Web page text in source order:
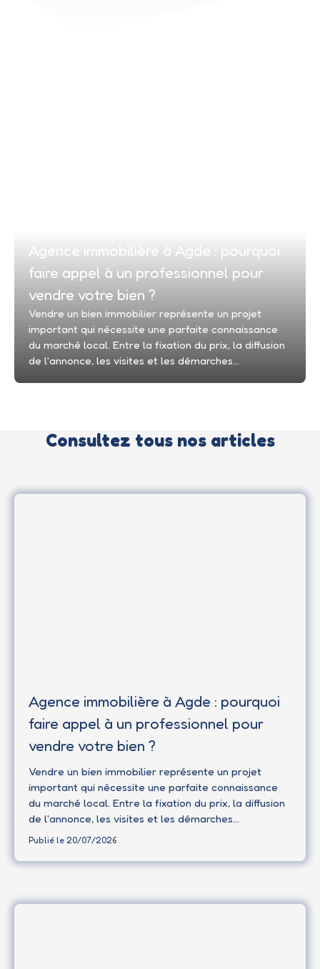
Agence immobilière à Agde : pourquoi
faire appel à un professionnel pour
vendre votre bien ?
Vendre un bien immobilier représente un projet
important qui nécessite une parfaite connaissance
du marché local. Entre la fixation du prix, la diffusion
de l'annonce, les visites et les démarches
locale indispensable pour vendre dans les meilleures
Consultez tous nos articles
Agence immobilière à Agde : pourquoi
faire appel à un professionnel pour
vendre votre bien ?
Vendre un bien immobilier représente un projet
important qui nécessite une parfaite connaissance
du marché local. Entre la fixation du prix, la diffusion
de l'annonce, les visites et les démarches
administratives, chaque étape peut avoir un impact
agence immobilière à Agde permet de bénéficier
locale indispensable pour vendre dans les meilleures
Publié le 20/07/2026